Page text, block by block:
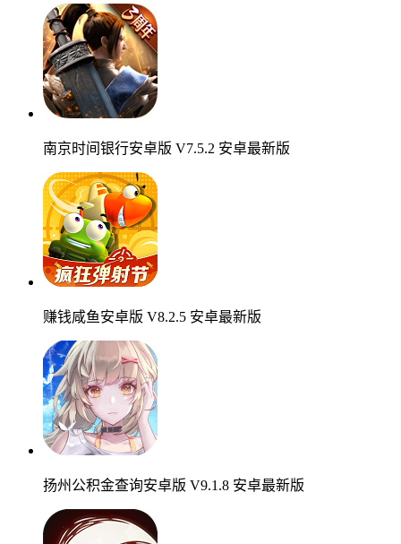
南京时间银行安卓版 V7.5.2 安卓最新版
赚钱咸鱼安卓版 V8.2.5 安卓最新版
扬州公积金查询安卓版 V9.1.8 安卓最新版